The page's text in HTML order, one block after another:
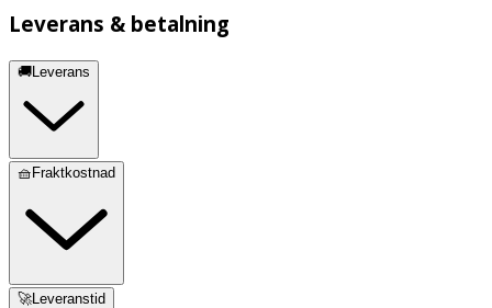
Leverans & betalning
🚚Leverans
🧺Fraktkostnad
🚀Leveranstid